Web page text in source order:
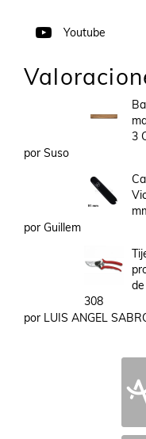
Youtube
3
por Suso
por Guillem
308
por LUIS ANGEL